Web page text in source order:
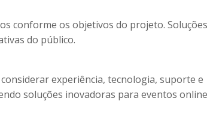
conforme os objetivos do projeto. Soluções
do público.
experiência, tecnologia, suporte e
soluções inovadoras para eventos